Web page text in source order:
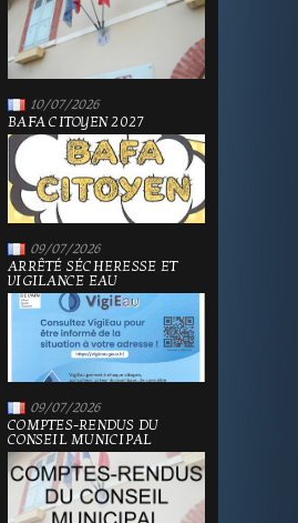
10/07/2026
BAFA CITOYEN 2027
09/07/2026
ARRÊTÉ SÉCHERESSE ET
VIGILANCE EAU
09/07/2026
COMPTES-RENDUS DU
CONSEIL MUNICIPAL